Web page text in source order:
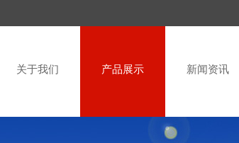
关于我们 产品展示 新闻资讯